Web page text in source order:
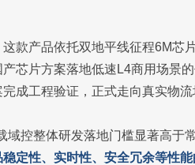
这款产品依托双地平线征程6M芯
产芯片方案落地低速L4商用场景
成工程验证，正式走向真实物
域控整体研发落地门槛显著高于
稳定性、实时性、安全冗余等性